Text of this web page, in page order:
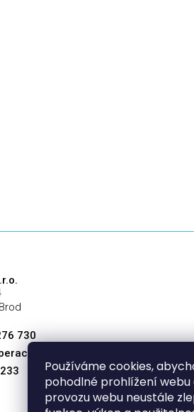
Používáme cookies,
pohodlné prohlížení webu
provozu webu neustále
730
tomek.cz